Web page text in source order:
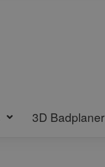
3D Badplaner